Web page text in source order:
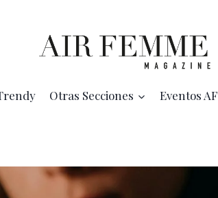
Otras Secciones Eventos AF